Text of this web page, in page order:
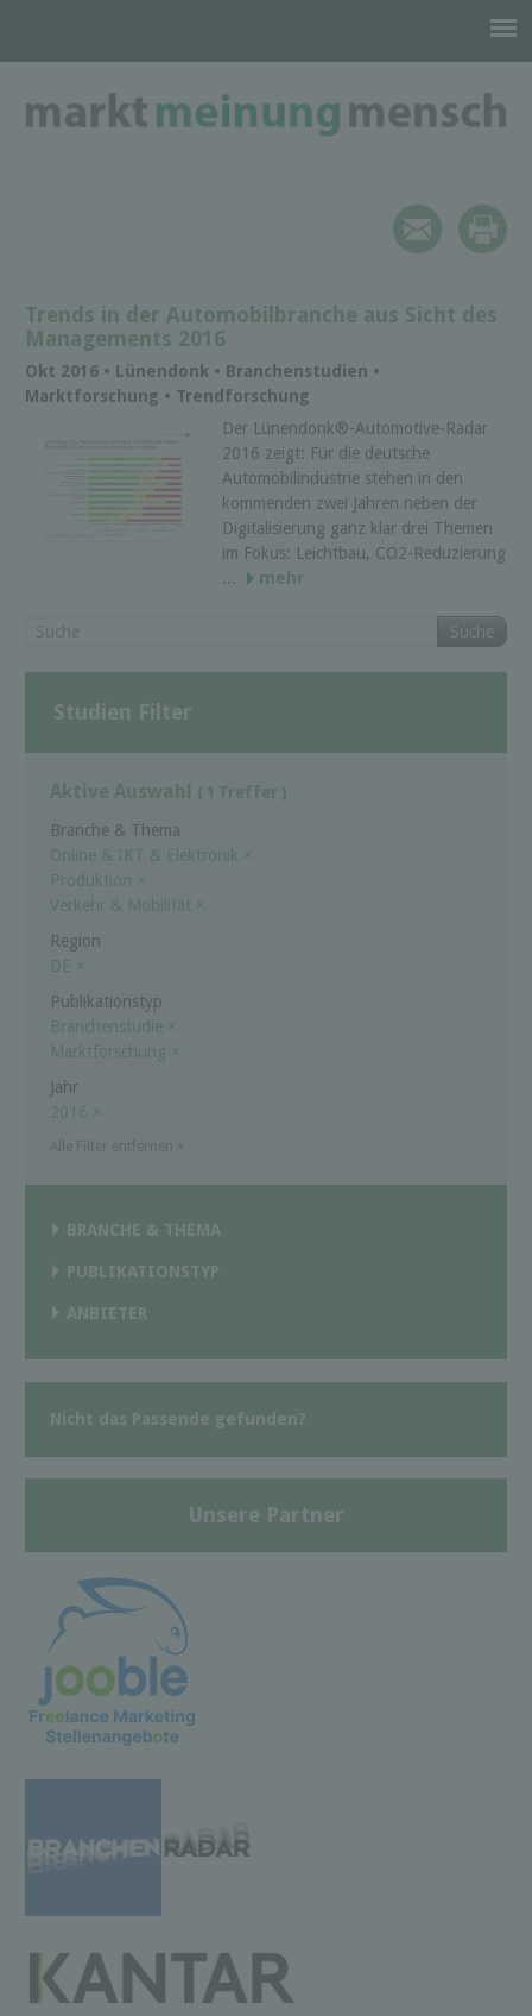
Trends in der Automobilbranche aus Sicht des
Managements 2016
Okt 2016 • Lünendonk • Branchenstudien •
Marktforschung • Trendforschung
Der Lünendonk®-Automotive-Radar
2016 zeigt: Für die deutsche
Automobilindustrie stehen in den
kommenden zwei Jahren neben der
Digitalisierung ganz klar drei Themen
im Fokus: Leichtbau, CO2-Reduzierung
...
mehr
Suche
Studien Filter
Aktive Auswahl ( 1 Treffer )
Branche & Thema
Online & IKT & Elektronik ×
Produktion ×
Verkehr & Mobilität ×
Region
DE ×
Publikationstyp
Branchenstudie ×
Marktforschung ×
Jahr
2016 ×
BRANCHE & THEMA
PUBLIKATIONSTYP
ANBIETER
Nicht das Passende gefunden?
Unsere Partner